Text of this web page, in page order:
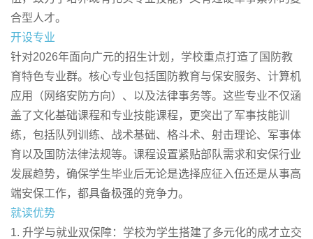
合型人才。
开设专业
针对2026年面向广元的招生计划，学校重点打造了国防教
育特色专业群。核心专业包括国防教育与保安服务、计算机
应用（网络安防方向）、以及法律事务等。这些专业不仅涵
盖了文化基础课程和专业技能课程，更突出了军事技能训
练，包括队列训练、战术基础、格斗术、射击理论、军事体
育以及国防法律法规等。课程设置紧贴部队需求和安保行业
发展趋势，确保学生毕业后无论是选择应征入伍还是从事高
端安保工作，都具备极强的竞争力。
就读优势
1. 升学与就业双保障：学校为学生搭建了多元化的成才立交